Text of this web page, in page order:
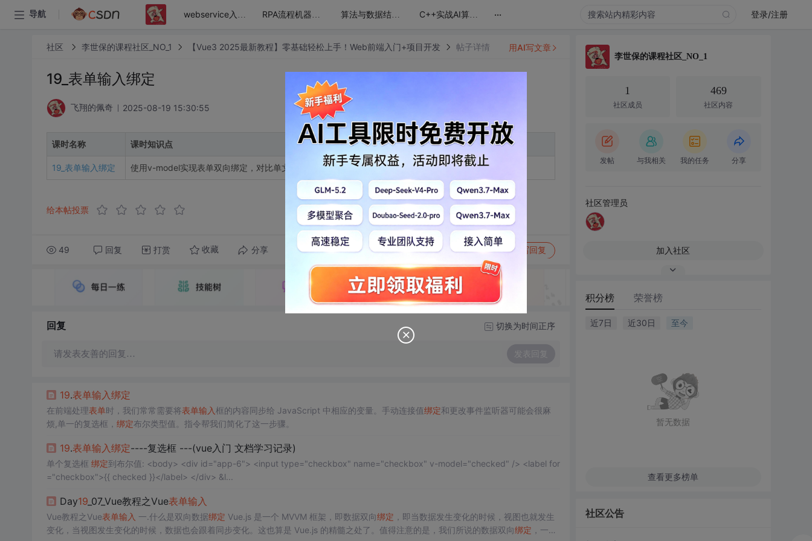
导航 webservice入门到精通实战教程 RPA流程机器人编程(纯干货无废话) 算法与数据结构精讲：回溯、动态规划、排序与搜索全攻略 C++实战AI算法：从基础到自动微分与矩阵封装 ... 登录/注册
社区 李世保的课程社区_NO_1 【Vue3 2025最新教程】零基础轻松上手！Web前端入门+项目开发 帖子详情
19_表单输入绑定
飞翔的佩奇 2025-08-19 15:30:55
课时名称 课时知识点
19_表单输入绑定 使用v-model实现表单双向绑定，对比单文件组件与组合式API的v-model用法差异，掌握表单校验技巧。
给本帖投票
49 回复 打赏 收藏 分享 转发到动态 举报 写回复
用AI写文章
回复 切换为时间正序
请发表友善的回复… 发表回复
19.表单输入绑定
在前端处理表单时，我们常常需要将表单输入框的内容同步给 JavaScript 中相应的变量。手动连接值绑定和更改事件监听器可能会很麻
烦,单一的复选框， 绑定布尔类型值。指令帮我们简化了这一步骤。
19.表单输入绑定----复选框 ---(vue入门 文档学习记录)
单个复选框 绑定到布尔值: <body> <div id="app-6"> <input type="checkbox" name="checkbox" v-model="checked" /> <label for
="checkbox">{{ checked }}</label> </div> &l...
Day19_07_Vue教程之Vue表单输入
Vue教程之Vue表单输入 一.什么是双向数据绑定 Vue.js 是一个 MVVM 框架，即数据双向绑定 ，即当数据发生变化的时候，视图也就发生
变化，当视图发生变化的时候，数据也会跟着同步变化。这也算是 Vue.js 的精髓之处了。值得注意的是，我们所说的数据双向绑定 ，一定
李世保的课程社区_NO_1
1
社区成员
469
社区内容
发帖 与我相关 我的任务 分享
社区管理员
加入社区
积分榜 荣誉榜
近7日 近30日 至今
暂无数据
查看更多榜单
社区公告